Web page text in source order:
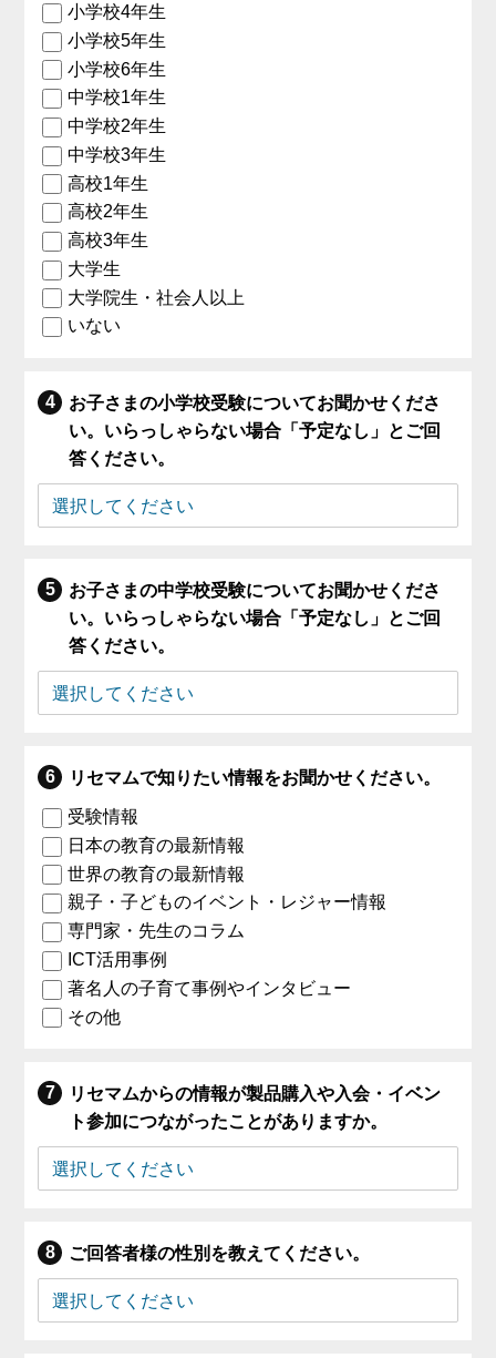
小学校4年生
小学校5年生
小学校6年生
中学校1年生
中学校2年生
中学校3年生
高校1年生
高校2年生
高校3年生
大学生
大学院生・社会人以上
いない
お子さまの小学校受験についてお聞かせくださ
い。いらっしゃらない場合「予定なし」とご回
答ください。
お子さまの中学校受験についてお聞かせくださ
い。いらっしゃらない場合「予定なし」とご回
答ください。
リセマムで知りたい情報をお聞かせください。
受験情報
日本の教育の最新情報
世界の教育の最新情報
親子・子どものイベント・レジャー情報
専門家・先生のコラム
ICT活用事例
著名人の子育て事例やインタビュー
その他
リセマムからの情報が製品購入や入会・イベン
ト参加につながったことがありますか。
ご回答者様の性別を教えてください。